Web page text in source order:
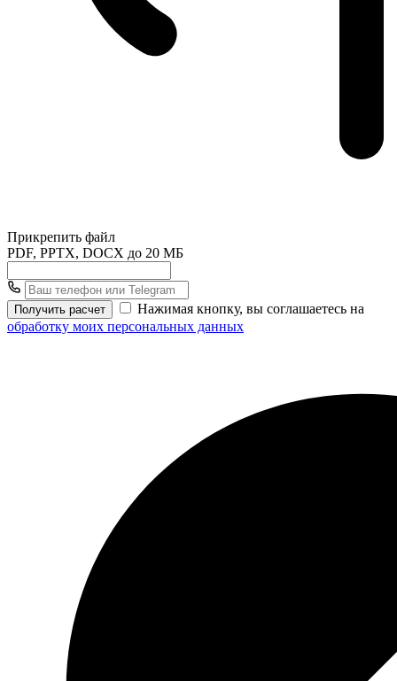
Прикрепить файл
PDF, PPTX, DOCX до 20 МБ
Получить расчет
Нажимая кнопку, вы соглашаетесь на
обработку моих персональных данных